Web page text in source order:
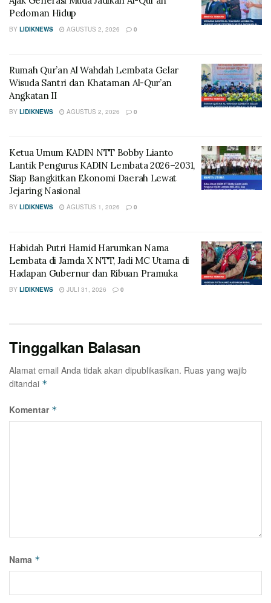
Pedoman Hidup
BY LIDIKNEWS AGUSTUS 2, 2026 0
Rumah Qur’an Al Wahdah Lembata Gelar
Wisuda Santri dan Khataman Al-Qur’an
Angkatan II
BY LIDIKNEWS AGUSTUS 2, 2026 0
Ketua Umum KADIN NTT Bobby Lianto
Lantik Pengurus KADIN Lembata 2026–2031,
Siap Bangkitkan Ekonomi Daerah Lewat
Jejaring Nasional
BY LIDIKNEWS AGUSTUS 1, 2026 0
Habidah Putri Hamid Harumkan Nama
Lembata di Jamda X NTT, Jadi MC Utama di
Hadapan Gubernur dan Ribuan Pramuka
BY LIDIKNEWS JULI 31, 2026 0
Tinggalkan Balasan
Alamat email Anda tidak akan dipublikasikan. Ruas yang wajib
ditandai *
Komentar *
Nama *